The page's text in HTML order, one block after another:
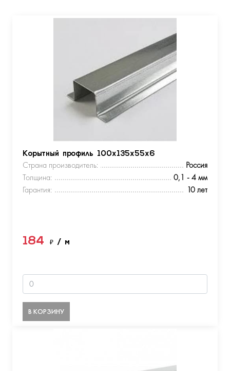
Корытный профиль 100х135х55х6
Страна производитель:
Россия
Толщина:
0,1 - 4 мм
Гарантия:
10 лет
184 ₽ / м
В КОРЗИНУ